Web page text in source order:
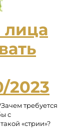
лица
2023
требуется
с
«стрии»?